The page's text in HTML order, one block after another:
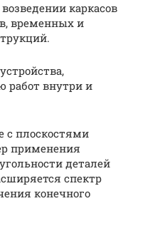
каркасов
временных и
работ внутри и
с плоскостями
применения
деталей
спектр
конечного